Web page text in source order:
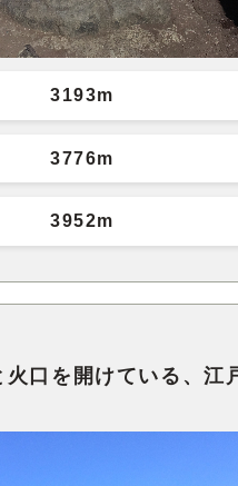
3193m
3776m
3952m
口を開けている、江